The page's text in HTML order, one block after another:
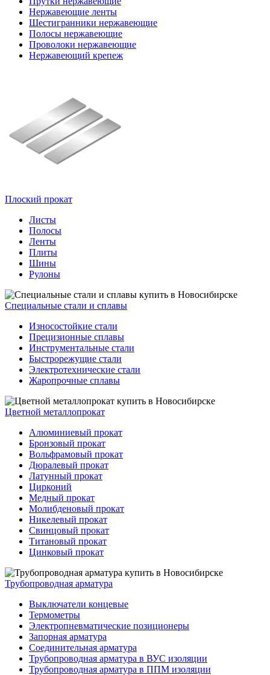
Нержавеющие ленты
Шестигранники нержавеющие
Полосы нержавеющие
Проволоки нержавеющие
Нержавеющий крепеж
Плоский прокат
Листы
Полосы
Ленты
Плиты
Шины
Рулоны
Специальные стали и сплавы
Износостойкие стали
Прецизионные сплавы
Инструментальные стали
Быстрорежущие стали
Электротехнические стали
Жаропрочные сплавы
Цветной металлопрокат
Алюминиевый прокат
Бронзовый прокат
Вольфрамовый прокат
Дюралевый прокат
Латунный прокат
Цирконий
Медный прокат
Молибденовый прокат
Никелевый прокат
Свинцовый прокат
Титановый прокат
Цинковый прокат
Трубопроводная арматура
Выключатели концевые
Термометры
Электропневматические позиционеры
Запорная арматура
Соединительная арматура
Трубопроводная арматура в ВУС изоляции
Трубопроводная арматура в ППМ изоляции